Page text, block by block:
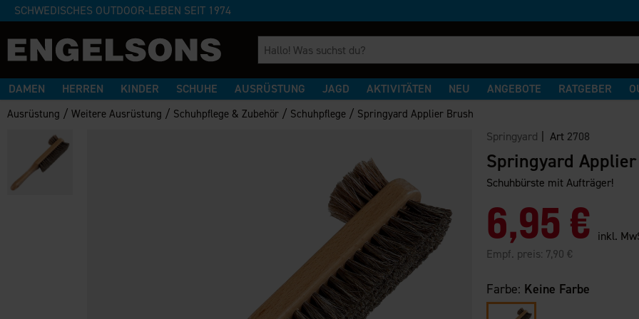
SCHWEDISCHES OUTDOOR-LEBEN SEIT 1974
DAMEN HERREN KINDER SCHUHE AUSRÜSTUNG JAGD AKTIVITÄTEN NEU ANGEBOTE RATGEBER
Ausrüstung /Weitere Ausrüstung / Schuhpflege & Zubehör / Schuhpflege / Springyard Applier Brush
Springyard | Art 2708
Springyard
Schuhbürste mit Aufträger!
6,95 € inkl.
Empf. preis: 7,90 €
Farbe: Keine Farbe